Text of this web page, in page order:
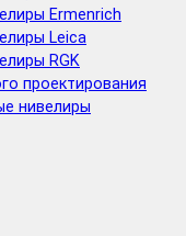
Ermenrich
Leica
RGK
проектирования
нивелиры